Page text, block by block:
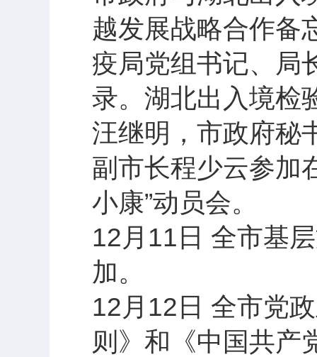
越发展战略合作备
疫局党组书记、局
录。湖北出入境检
汪继明，市政府秘
副市长程少云参加
小康”动员会。
12月11日 全市基
加。
12月12日 全市党
则》和《中国共产